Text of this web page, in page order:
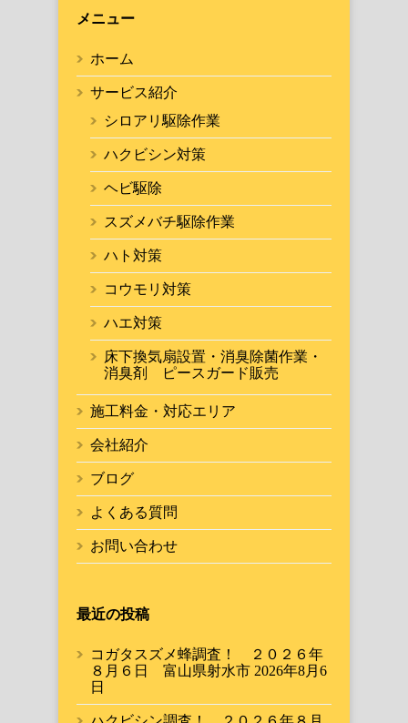
メニュー
ホーム
サービス紹介
シロアリ駆除作業
ハクビシン対策
ヘビ駆除
スズメバチ駆除作業
ハト対策
コウモリ対策
ハエ対策
床下換気扇設置・消臭除菌作業・
消臭剤 ピースガード販売
施工料金・対応エリア
会社紹介
ブログ
よくある質問
お問い合わせ
最近の投稿
コガタスズメ蜂調査！ ２０２６年
８月６日 富山県射水市 2026年8月6
日